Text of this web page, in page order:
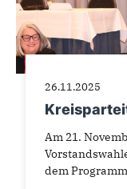
26.11.2025
Am 21.
dem